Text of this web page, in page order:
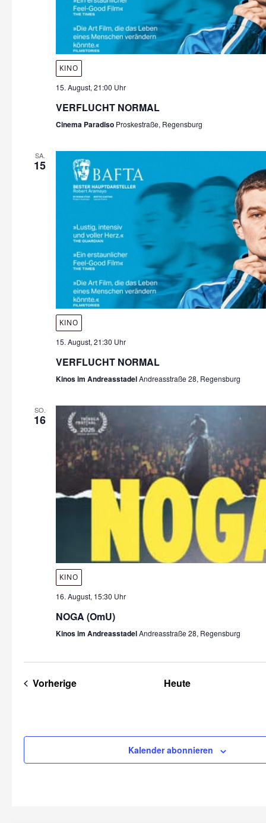
KINO
15. August, 21:00 Uhr
VERFLUCHT NORMAL
Cinema Paradiso Proskestraße, Regensburg
SA.
15
KINO
15. August, 21:30 Uhr
VERFLUCHT NORMAL
Kinos im AndreasstadelAndreasstraße 28, Regensburg
SO.
16
KINO
16. August, 15:30 Uhr
NOGA (OmU)
Kinos im AndreasstadelAndreasstraße 28, Regensburg
VorherigeVeranstaltungen Heute
Kalender abonnieren